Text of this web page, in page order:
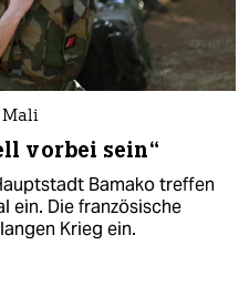
Mali
vorbei sein“
Bamako treffen
ein. Die französische
Krieg ein.